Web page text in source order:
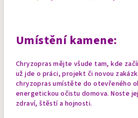
Umístění kamene:
Chryzopras mějte všude tam, kde
už jde o práci, projekt či novou
chryzopras umístěte do otevřeného
energetickou očistu domova. Noste
zdraví, štěstí a hojnosti.